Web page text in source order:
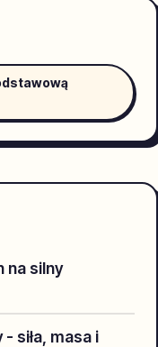
na silny
siła, masa i